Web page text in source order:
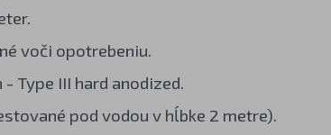
voči opotrebeniu.
Type III hard anodized.
pod vodou v hĺbke 2 metre).